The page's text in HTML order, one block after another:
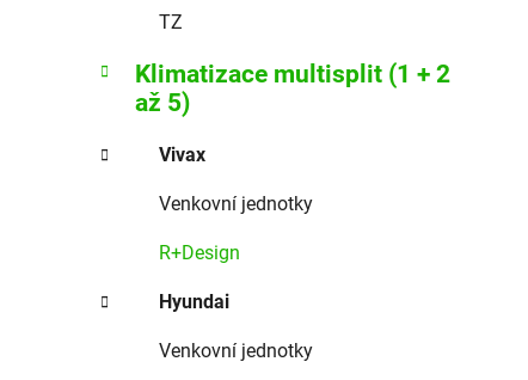
TZ
Klimatizace multisplit (1 + 2
až 5)
Vivax
Venkovní jednotky
R+Design
Hyundai
Venkovní jednotky